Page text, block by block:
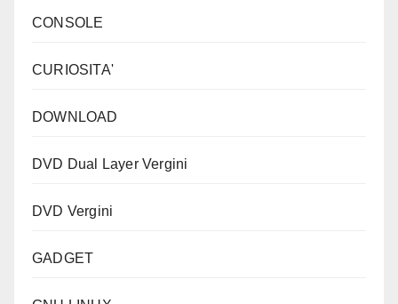
CONSOLE
CURIOSITA'
DOWNLOAD
DVD Dual Layer Vergini
DVD Vergini
GADGET